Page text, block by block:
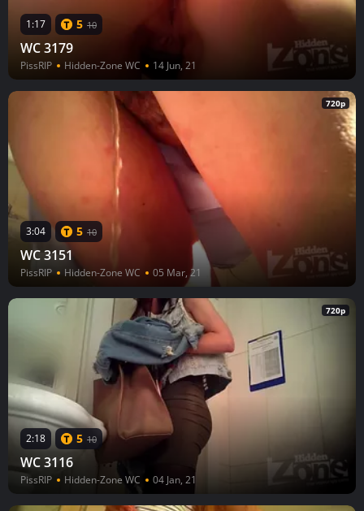
1:17 5 10
WC 3179
PissRIP Hidden-Zone WC 14 Jun, 21
720p
3:04 5 10
WC 3151
PissRIP Hidden-Zone WC 05 Mar, 21
720p
2:18 5 10
WC 3116
PissRIP Hidden-Zone WC 04 Jan, 21